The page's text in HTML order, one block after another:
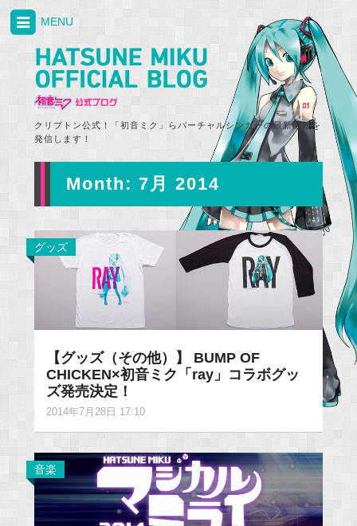
クリプトン公式！「初音ミク」らバーチャルシンガーの最新情報を
発信します！
MENU
Month: 7月 2014
グッズ
【グッズ（その他）】 BUMP OF
CHICKEN×初音ミク「ray」コラボグッ
ズ発売決定！
2014年7月28日 17:10
音楽